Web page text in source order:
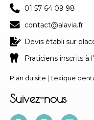
01 57 64 09 98
contact@alavia.fr
Devis établi sur
Praticiens inscrits à l’
Plan du site | Lexique
Suivez-nous